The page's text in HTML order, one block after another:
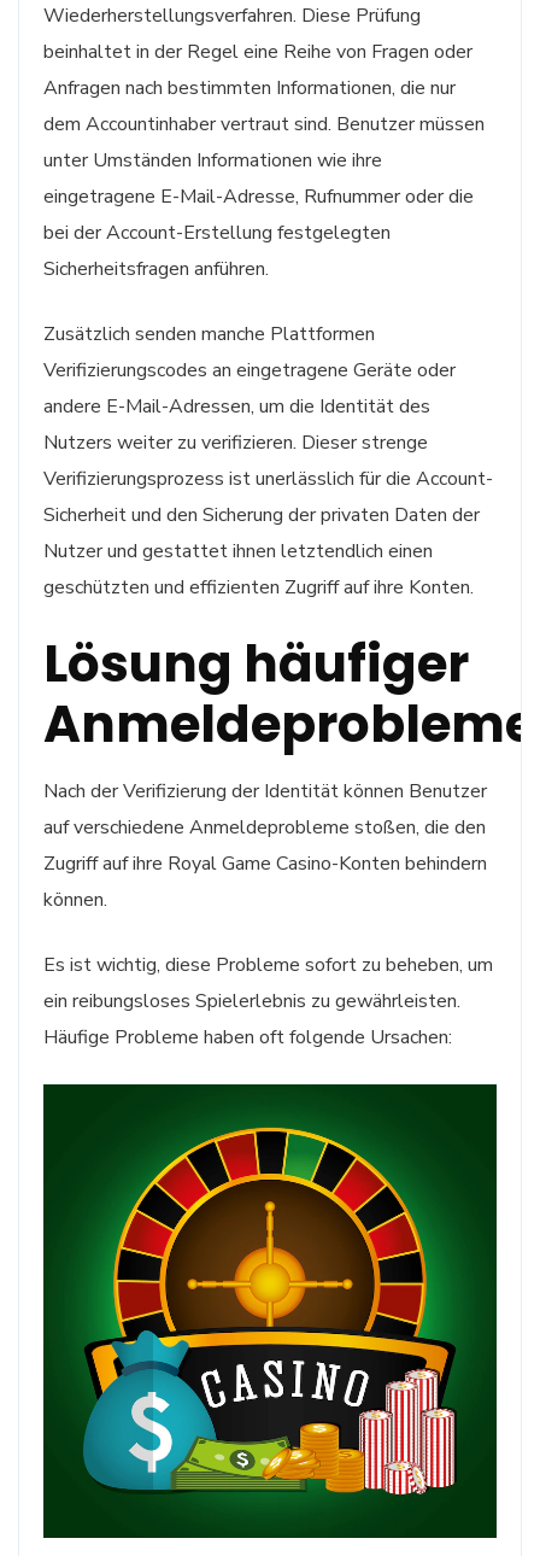
Wiederherstellungsverfahren. Diese Prüfung
beinhaltet in der Regel eine Reihe von Fragen oder
Anfragen nach bestimmten Informationen, die nur
dem Accountinhaber vertraut sind. Benutzer müssen
unter Umständen Informationen wie ihre
eingetragene E-Mail-Adresse, Rufnummer oder die
bei der Account-Erstellung festgelegten
Sicherheitsfragen anführen.
Zusätzlich senden manche Plattformen
Verifizierungscodes an eingetragene Geräte oder
andere E-Mail-Adressen, um die Identität des
Nutzers weiter zu verifizieren. Dieser strenge
Verifizierungsprozess ist unerlässlich für die Account-
Sicherheit und den Sicherung der privaten Daten der
Nutzer und gestattet ihnen letztendlich einen
geschützten und effizienten Zugriff auf ihre Konten.
Lösung häufiger
Anmeldeprobleme
Nach der Verifizierung der Identität können Benutzer
auf verschiedene Anmeldeprobleme stoßen, die den
Zugriff auf ihre Royal Game Casino-Konten behindern
können.
Es ist wichtig, diese Probleme sofort zu beheben, um
ein reibungsloses Spielerlebnis zu gewährleisten.
Häufige Probleme haben oft folgende Ursachen: